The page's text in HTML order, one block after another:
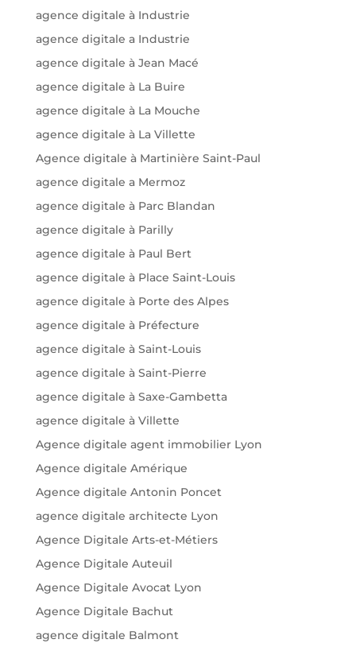
agence digitale à Industrie
agence digitale a Industrie
agence digitale à Jean Macé
agence digitale à La Buire
agence digitale à La Mouche
agence digitale à La Villette
Agence digitale à Martinière Saint-Paul
agence digitale a Mermoz
agence digitale à Parc Blandan
agence digitale à Parilly
agence digitale à Paul Bert
agence digitale à Place Saint-Louis
agence digitale à Porte des Alpes
agence digitale à Préfecture
agence digitale à Saint-Louis
agence digitale à Saint-Pierre
agence digitale à Saxe-Gambetta
agence digitale à Villette
Agence digitale agent immobilier Lyon
Agence digitale Amérique
Agence digitale Antonin Poncet
agence digitale architecte Lyon
Agence Digitale Arts-et-Métiers
Agence Digitale Auteuil
Agence Digitale Avocat Lyon
Agence Digitale Bachut
agence digitale Balmont